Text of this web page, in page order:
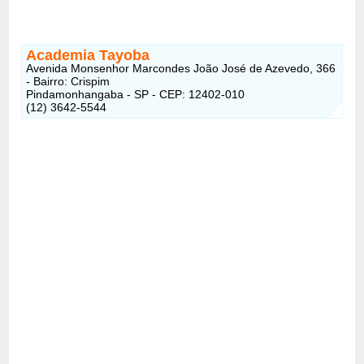
Academia Tayoba
Avenida Monsenhor Marcondes João José de Azevedo, 366
- Bairro: Crispim
Pindamonhangaba - SP - CEP: 12402-010
(12) 3642-5544